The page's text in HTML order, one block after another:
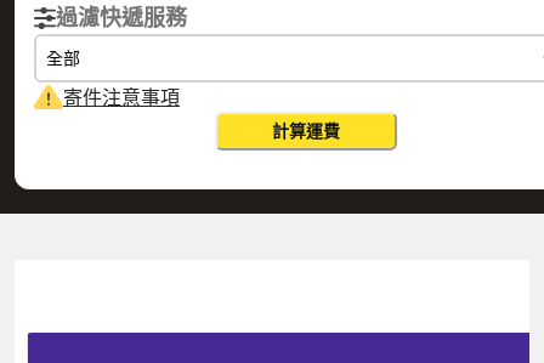
過濾快遞服務
全部
寄件注意事項
計算運費